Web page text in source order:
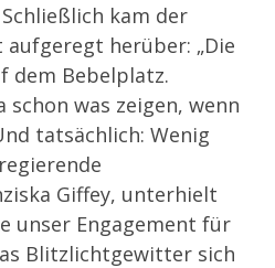
kam der
herüber: „Die
dem Bebelplatz.
schon was zeigen, wenn
tatsächlich: Wenig
Giffey, unterhielt
unser Engagement für
Blitzlichtgewitter sich